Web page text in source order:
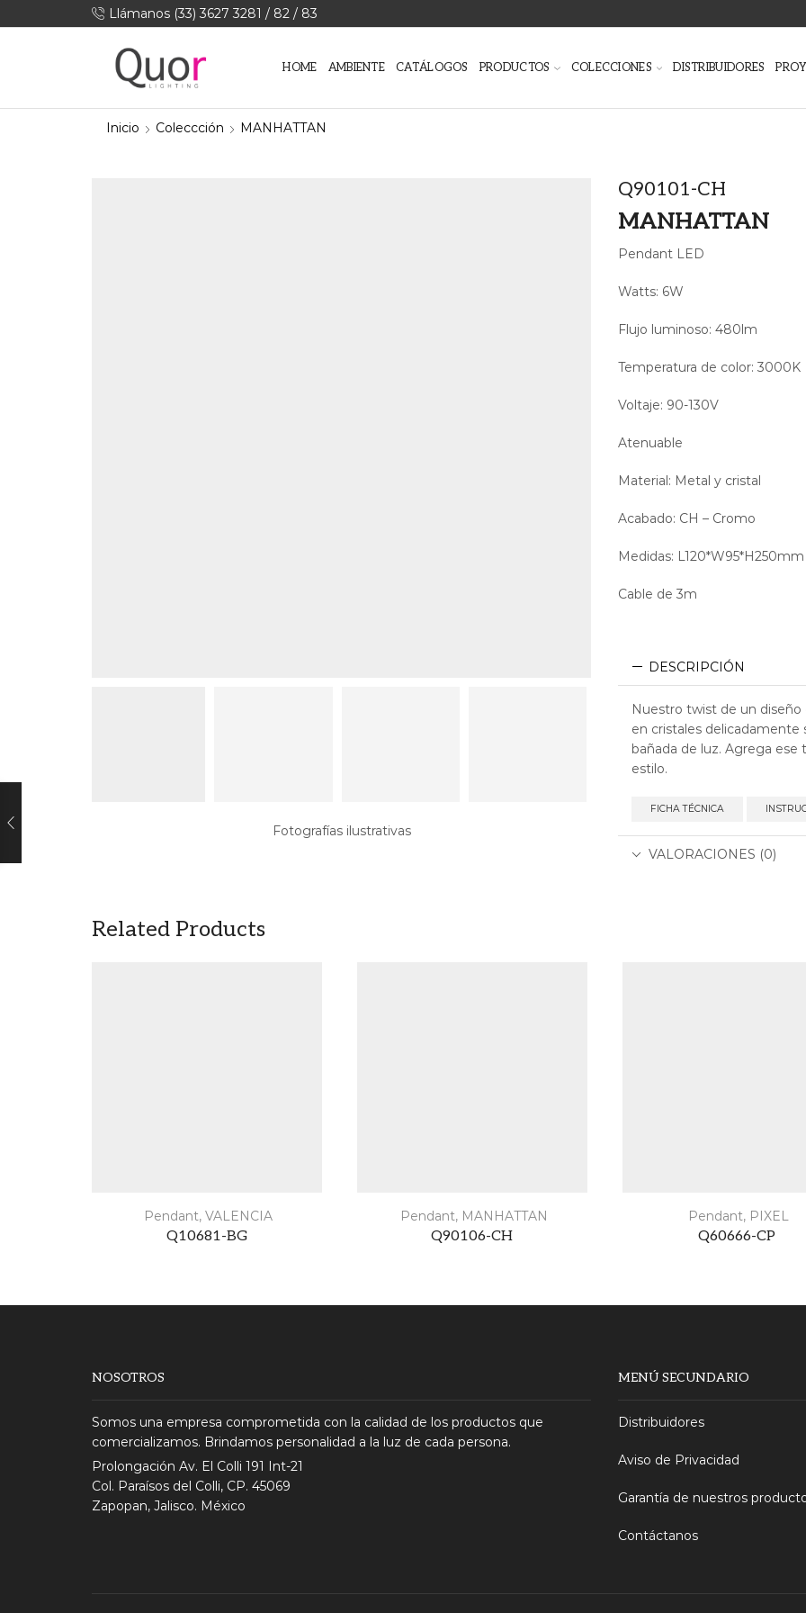
Llámanos (33) 3627 3281 / 82 / 83
HOME AMBIENTE CATÁLOGOS PRODUCTOS COLECCIONES DISTRIBUIDORES
Inicio Coleccción MANHATTAN
Fotografías ilustrativas
Q90101-CH
MANHATTAN
Pendant LED
Watts: 6W
Flujo luminoso: 480lm
Temperatura de color: 3000K
Voltaje: 90-130V
Atenuable
Material: Metal y cristal
Acabado: CH – Cromo
Medidas: L120*W95*H250mm
Cable de 3m
DESCRIPCIÓN
Nuestro twist de un diseño
en cristales delicadamente
bañada de luz. Agrega
estilo.
FICHA TÉCNICA
VALORACIONES (0)
Related Products
Pendant,VALENCIA
Q10681-BG
Pendant, MANHATTAN
Q90106-CH
Pendant, PIXEL
Q60666-CP
NOSOTROS
Somos una empresa comprometida con la calidad de los productos que
comercializamos. Brindamos personalidad a la luz de cada persona.
Prolongación Av. El Colli 191 Int-21
Col. Paraísos del Colli, CP. 45069
Zapopan, Jalisco. México
MENÚ SECUNDARIO
Distribuidores
Aviso de Privacidad
Garantía de nuestros
Contáctanos